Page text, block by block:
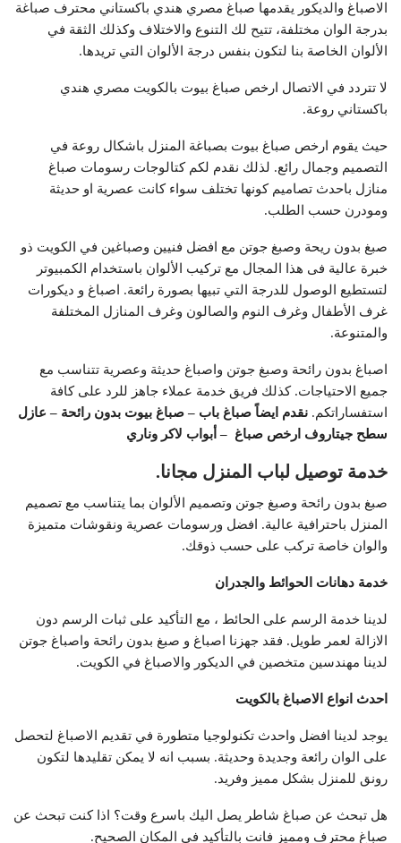
الاصباغ والديكور يقدمها صباغ مصري هندي باكستاني محترف صباغة
بدرجة الوان مختلفة، تتيح لك التنوع والاختلاف وكذلك الثقة في
الألوان الخاصة بنا لتكون بنفس درجة الألوان التي تريدها.
لا تتردد في الاتصال ارخص صباغ بيوت بالكويت مصري هندي
باكستاني روعة.
حيث يقوم ارخص صباغ بيوت بصباغة المنزل باشكال روعة في
التصميم وجمال رائع. لذلك نقدم لكم كتالوجات رسومات صباغ
منازل باحدث تصاميم كونها تختلف سواء كانت عصرية او حديثة
ومودرن حسب الطلب.
صبغ بدون ريحة وصبغ جوتن مع افضل فنيين وصباغين في الكويت ذو
خبرة عالية فى هذا المجال مع تركيب الألوان باستخدام الكمبيوتر
لتستطيع الوصول للدرجة التي تبيها بصورة رائعة. اصباغ و ديكورات
غرف الأطفال وغرف النوم والصالون وغرف المنازل المختلفة
والمتنوعة.
اصباغ بدون رائحة وصبغ جوتن واصباغ حديثة وعصرية تتناسب مع
جميع الاحتياجات. كذلك فريق خدمة عملاء جاهز للرد على كافة
استفساراتكم. نقدم ايضاً صباغ باب – صباغ بيوت بدون رائحة – عازل
سطح جيتاروف ارخص صباغ – أبواب لاكر وناري
خدمة توصيل لباب المنزل مجانا.
صبغ بدون رائحة وصبغ جوتن وتصميم الألوان بما يتناسب مع تصميم
المنزل باحترافية عالية. افضل ورسومات عصرية ونقوشات متميزة
والوان خاصة تركب على حسب ذوقك.
خدمة دهانات الحوائط والجدران
لدينا خدمة الرسم على الحائط ، مع التأكيد على ثبات الرسم دون
الازالة لعمر طويل. فقد جهزنا اصباغ و صبغ بدون رائحة واصباغ جوتن
لدينا مهندسين متخصين في الديكور والاصباغ في الكويت.
احدث انواع الاصباغ بالكويت
يوجد لدينا افضل واحدث تكنولوجيا متطورة في تقديم الاصباغ لتحصل
على الوان رائعة وجديدة وحديثة. بسبب انه لا يمكن تقليدها لتكون
رونق للمنزل بشكل مميز وفريد.
هل تبحث عن صباغ شاطر يصل اليك باسرع وقت؟ اذا كنت تبحث عن
صباغ محترف ومميز فانت بالتأكيد في المكان الصحيح.